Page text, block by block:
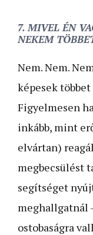
7. MIVEL ÉN
NEKEM
Nem. Nem.
képesek
Figyelmesen
inkább, mint
elvártan)
megbecsülést
segítséget
meghallgatnál
ostobaságra